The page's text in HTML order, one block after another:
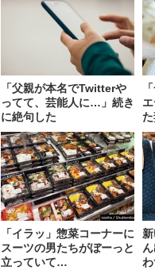
「父親が本名でTwitterや
ってて、芸能人に…」続き
に絶句した
「イラッ」惣菜コーナーに
スーツの男たちがぼーっと
立っていて…